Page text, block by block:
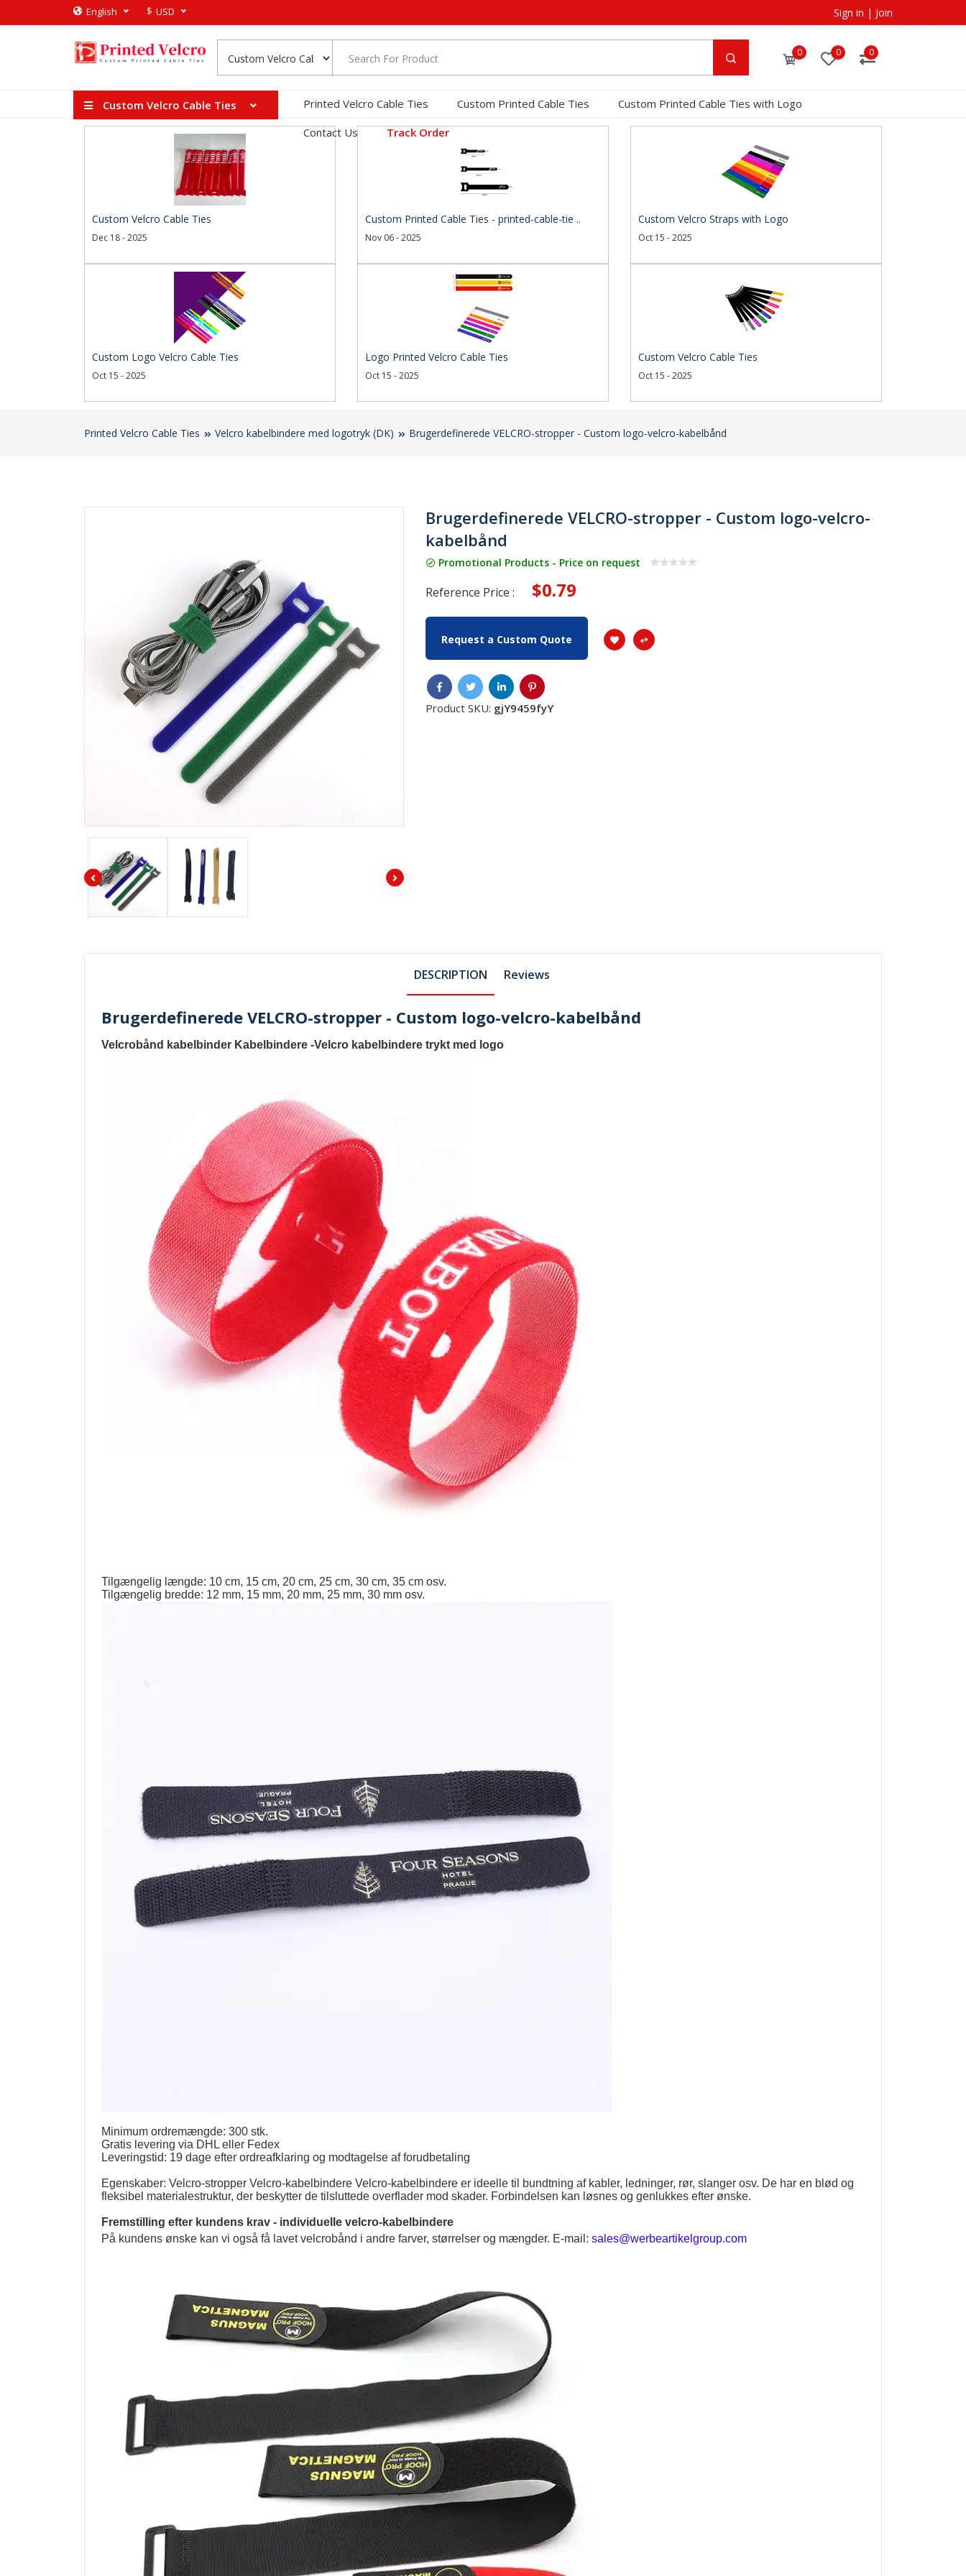
English $ USD Sign in | Join
0 0 0
Custom Velcro Cable Ties Printed Velcro Cable Ties Custom Printed Cable Ties
Custom Printed Cable Ties with Logo
Contact Us
Track Order
Custom Velcro Cable Ties
Dec 18 - 2025
Custom Printed Cable Ties - printed-cable-tie ..
Nov 06 - 2025
Custom Velcro Straps with Logo
Oct 15 - 2025
Custom Logo Velcro Cable Ties
Oct 15 - 2025
Logo Printed Velcro Cable Ties
Oct 15 - 2025
Custom Velcro Cable Ties
Oct 15 - 2025
Printed Velcro Cable Ties Velcro kabelbindere med logotryk (DK) Brugerdefinerede VELCRO-stropper - Custom logo-velcro-kabelbånd
Brugerdefinerede VELCRO-stropper - Custom logo-velcro-
kabelbånd
Promotional Products - Price on request
Reference Price : $0.79
Request a Custom Quote
Product SKU: gjY9459fyY
DESCRIPTION Reviews
Brugerdefinerede VELCRO-stropper - Custom logo-velcro-kabelbånd
Velcrobånd kabelbinder Kabelbindere -Velcro kabelbindere trykt med logo
Tilgængelig længde: 10 cm, 15 cm, 20 cm, 25 cm, 30 cm, 35 cm osv.
Tilgængelig bredde: 12 mm, 15 mm, 20 mm, 25 mm, 30 mm osv.
Minimum ordremængde: 300 stk.
Gratis levering via DHL eller Fedex
Leveringstid: 19 dage efter ordreafklaring og modtagelse af forudbetaling
Egenskaber: Velcro-stropper Velcro-kabelbindere Velcro-kabelbindere er ideelle til bundtning af kabler, ledninger, rør, slanger osv. De har en blød og
fleksibel materialestruktur, der beskytter de tilsluttede overflader mod skader. Forbindelsen kan løsnes og genlukkes efter ønske.
Fremstilling efter kundens krav - individuelle velcro-kabelbindere
På kundens ønske kan vi også få lavet velcrobånd i andre farver, størrelser og mængder. E-mail:sales@werbeartikelgroup.com